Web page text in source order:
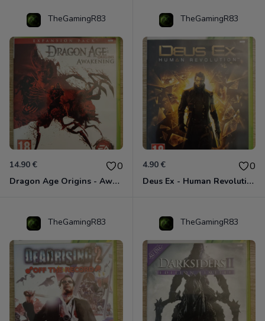
TheGamingR83
14.90 € 0
Dragon Age Origins - Awakening Xbox 360
TheGamingR83
4.90 € 0
Deus Ex - Human Revolution Xbox 360
TheGamingR83 TheGamingR83